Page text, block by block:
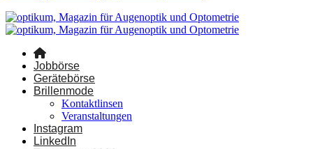
Jobbörse
Gerätebörse
Brillenmode
Kontaktlinsen
Veranstaltungen
Instagram
LinkedIn